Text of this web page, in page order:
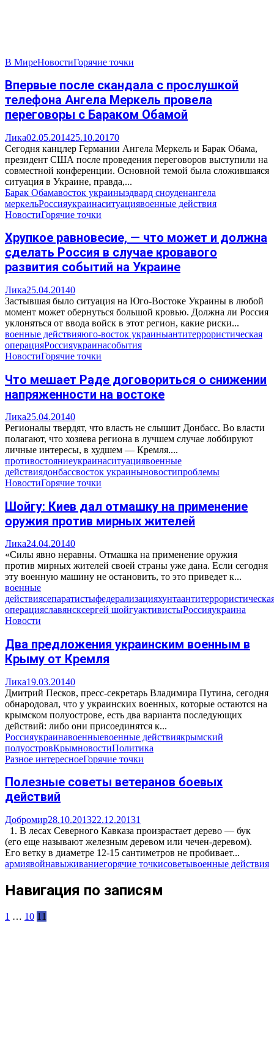
В МиреНовостиГорячие точки
Впервые после скандала с прослушкой
телефона Ангела Меркель провела
переговоры с Бараком Обамой
Лика02.05.201425.10.20170
Сегодня канцлер Германии Ангела Меркель и Барак Обама,
президент США после проведения переговоров выступили на
совместной конференции. Основной темой была сложившаяся
ситуация в Украине, правда,...
Барак Обамавосток украиныэдвард сноуденангела
меркельРоссияукраинаситуациявоенные действия
НовостиГорячие точки
Хрупкое равновесие, — что может и должна
сделать Россия в случае кровавого
развития событий на Украине
Лика25.04.20140
Застывшая было ситуация на Юго-Востоке Украины в любой
момент может обернуться большой кровью. Должна ли Россия
уклоняться от ввода войск в этот регион, какие риски...
военные действияюго-восток украиныантитеррористическая
операцияРоссияукраинасобытия
НовостиГорячие точки
Что мешает Раде договориться о снижении
напряженности на востоке
Лика25.04.20140
Регионалы твердят, что власть не слышит Донбасс. Во власти
полагают, что хозяева региона в лучшем случае лоббируют
личные интересы, в худшем — Кремля....
противостояниеукраинаситуациявоенные
действиядонбассвосток украиныновостипроблемы
НовостиГорячие точки
Шойгу: Киев дал отмашку на применение
оружия против мирных жителей
Лика24.04.20140
«Силы явно неравны. Отмашка на применение оружия
против мирных жителей своей страны уже дана. Если сегодня
эту военную машину не остановить, то это приведет к...
военные
действиясепаратистыфедерализацияхунта
операцияславянсксергей шойгуактивистыРоссияукраина
Новости
Два предложения украинским военным в
Крыму от Кремля
Лика19.03.20140
Дмитрий Песков, пресс-секретарь Владимира Путина, сегодня
обнародовал, что у украинских военных, которые остаются на
крымском полуострове, есть два варианта последующих
действий: либо они присоединятся к...
Россияукраинавоенныевоенные действиякрымский
полуостровКрымновостиПолитика
Разное интересноеГорячие точки
Полезные советы ветеранов боевых
действий
Добромир28.10.201322.12.20131
1. В лесах Северного Кавказа произрастает дерево — бук
(его еще называют железным деревом или чечен-деревом).
Его ветку в диаметре 12-15 сантиметров не пробивает...
армиявойнавыживаниегорячие точкисоветывоенные действия
Навигация по записям
1 … 10 11